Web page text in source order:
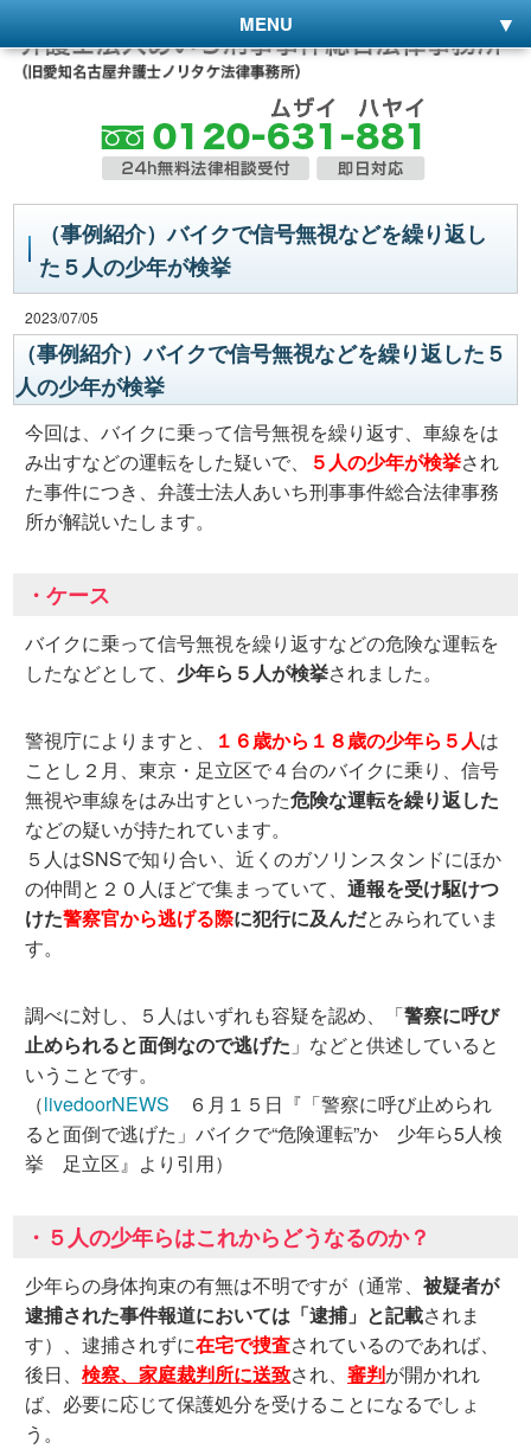
MENU
（事例紹介）バイクで信号無視などを繰り返し
た５人の少年が検挙
2023/07/05
（事例紹介）バイクで信号無視などを繰り返した５
人の少年が検挙
今回は、バイクに乗って信号無視を繰り返す、車線をは
み出すなどの運転をした疑いで、
５人の少年が検挙され
た事件につき、弁護士法人あいち刑事事件総合法律事務
所が解説いたします。
・ケース
バイクに乗って信号無視を繰り返すなどの危険な運転を
したなどとして、 少年ら５人が検挙されました。
警視庁によりますと、 １６歳から１８歳の少年ら５人は
ことし２月、東京・足立区で４台のバイクに乗り、信号
無視や車線をはみ出すといった危険な運転を繰り返した
などの疑いが持たれています。
５人はSNSで知り合い、近くのガソリンスタンドにほか
の仲間と２０人ほどで集まっていて、通報を受け駆けつ
けた警察官から逃げる際に犯行に及んだとみられていま
す。
調べに対し、５人はいずれも容疑を認め、「警察に呼び
止められると面倒なので逃げた 」などと供述していると
いうことです。
（livedoorNEWS ６月１５日『「警察に呼び止められ
ると面倒で逃げた」バイクで“危険運転”か 少年ら5人検
挙 足立区』より引用）
・５人の少年らはこれからどうなるのか？
少年らの身体拘束の有無は不明ですが（通常、被疑者が
逮捕された事件報道においては「逮捕」と記載されま
す）、逮捕されずに在宅で捜査されているのであれば、
後日、検察、家庭裁判所に送致され、審判が開かれれ
ば、必要に応じて保護処分を受けることになるでしょ
う。